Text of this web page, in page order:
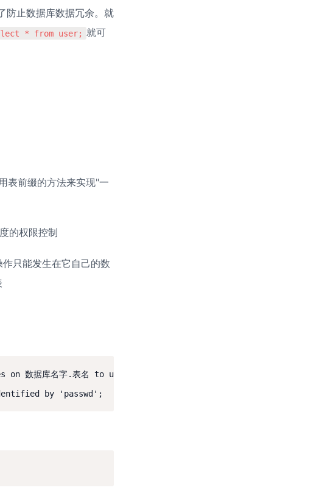
防止数据库数据冗余。就
* from user; 就可
表前缀的方法来实现"一
的权限控制
只能发生在它自己的数
据库名字.表名 to user@localhost identified by 'passwd';    //如果是*